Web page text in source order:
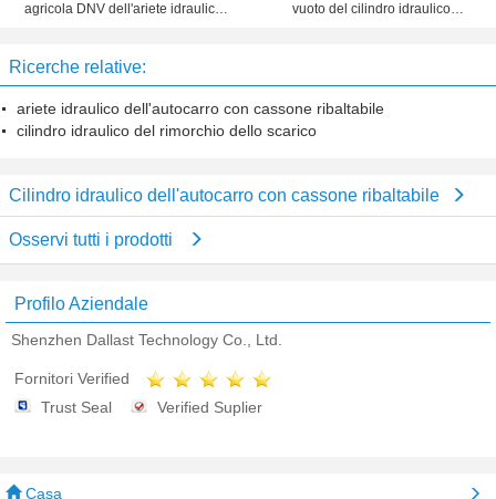
agricola DNV dell'ariete idraulico
vuoto del cilindro idraulico
Ricerche relative:
ariete idraulico dell'autocarro con cassone ribaltabile
cilindro idraulico del rimorchio dello scarico
Cilindro idraulico dell'autocarro con cassone ribaltabile
Osservi tutti i prodotti
Profilo Aziendale
Shenzhen Dallast Technology Co., Ltd.
Fornitori Verified
Trust Seal
Verified Suplier
Casa